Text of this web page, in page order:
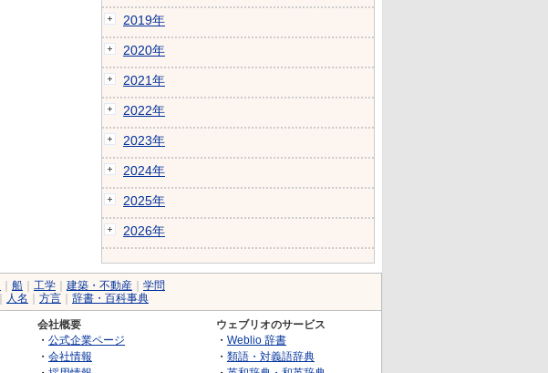
2019年
2020年
2021年
2022年
2023年
2024年
2025年
2026年
船 工学 建築・不動産
学問
人名 方言 辞書・百科事典
会社概要
・ 公式企業ページ
・ 会社情報
ウェブリオのサービス
・ Weblio 辞書
・ 類語・対義語辞典